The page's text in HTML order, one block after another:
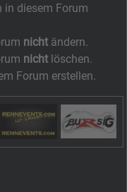
diesem Forum
nicht ändern.
nicht löschen.
Forum erstellen.